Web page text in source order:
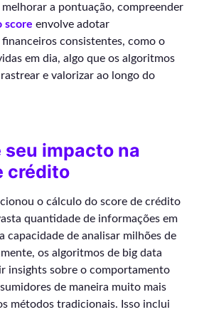
melhorar a pontuação, compreender
score envolve adotar
consistentes, como o
em dia, algo que os algoritmos
e valorizar ao longo do
seu impacto na
crédito
o cálculo do score de crédito
quantidade de informações em
capacidade de analisar milhões de
os algoritmos de big data
insights sobre o comportamento
de maneira muito mais
métodos tradicionais. Isso inclui